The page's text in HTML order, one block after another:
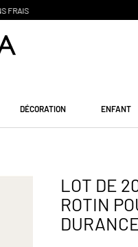
DÉCORATION ENFANT
LOT DE
ROTIN